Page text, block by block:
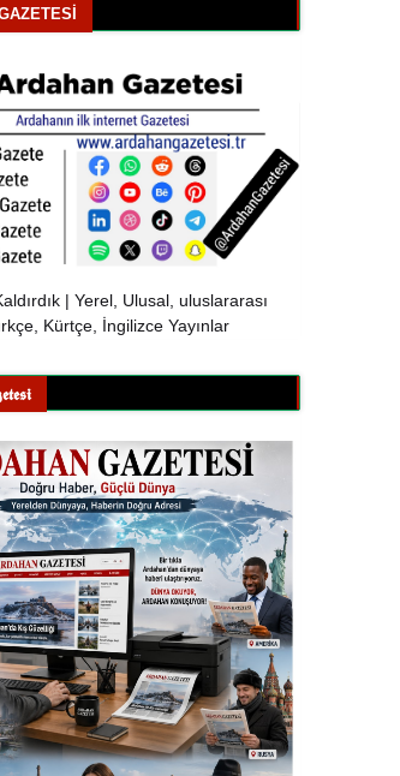
| Yerel, Ulusal, uluslararası
Kürtçe, İngilizce Yayınlar